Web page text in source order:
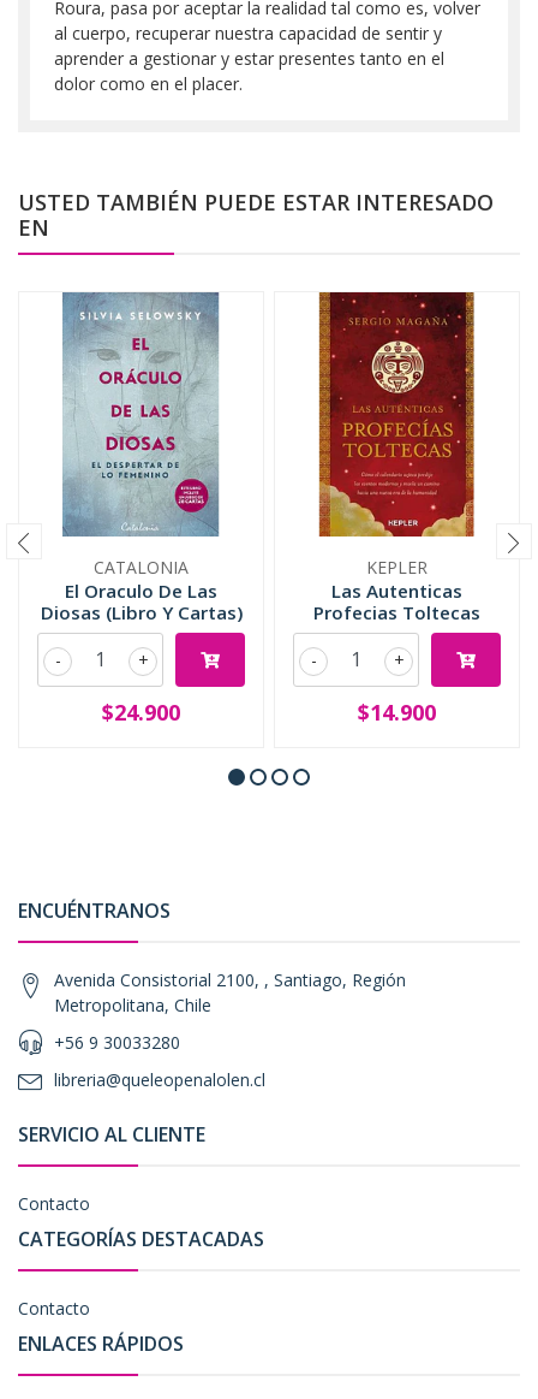
Roura, pasa por aceptar la realidad tal como es, volver
al cuerpo, recuperar nuestra capacidad de sentir y
aprender a gestionar y estar presentes tanto en el
dolor como en el placer.
USTED TAMBIÉN PUEDE ESTAR INTERESADO
EN
CATALONIA
El Oraculo De Las
Diosas (Libro Y Cartas)
+
-
$24.900
KEPLER
Las Autenticas
Profecias Toltecas
+
-
$14.900
ENCUÉNTRANOS
Avenida Consistorial 2100, , Santiago, Región
Metropolitana, Chile
+56 9 30033280
libreria@queleopenalolen.cl
SERVICIO AL CLIENTE
Contacto
CATEGORÍAS DESTACADAS
Contacto
ENLACES RÁPIDOS